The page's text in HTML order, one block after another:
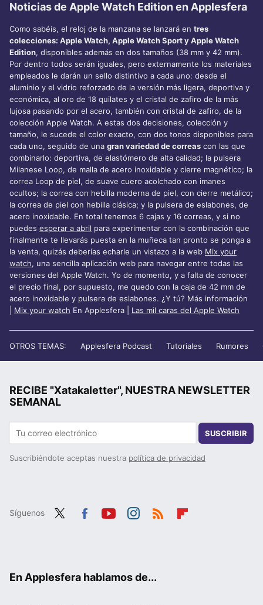
Noticias de Apple Watch Edition en Applesfera
Como sabéis, el reloj de la manzana se lanzará en tres
colecciones: Apple Watch, Apple Watch Sport y Apple Watch
Edition, disponibles además en dos tamaños (38 mm y 42 mm).
Por dentro todos serán iguales, pero externamente los materiales
empleados le darán un sello distintivo a cada uno: desde el
aluminio y el vidrio reforzado de la versión más ligera, deportiva y
económica, al oro de 18 quilates y el cristal de zafiro de la más
lujosa pasando por el acero, también con cristal de zafiro, de la
colección Apple Watch. A estas dos decisiones, colección y
tamaño, le sucede el color exacto, con dos tonos disponibles para
cada uno, seguido de una gran variedad de correas con las que
combinarlo: deportiva, de elastómero de alta calidad; la pulsera
Milanese Loop, de malla de acero inoxidable y cierre magnético; la
correa Loop de piel, de suave cuero acolchado con imanes
ocultos; la correa con hebilla moderna de piel, con cierre metálico;
la correa de piel con hebilla clásica; y la pulsera de eslabones, de
acero inoxidable. En total tenemos 6 cajas y 16 correas, y si no
puedes esperar a abril para experimentar con la combinación que
finalmente te llevarás puesta en la muñeca tan pronto se ponga a
la venta, quizás deberías echarle un vistazo a la web Mix your
watch, una sencilla aplicación web para navegar entre todas las
versiones del Apple Watch. Yo de momento, y a falta de conocer
el precio final, por supuesto, me quedo con la caja de 42 mm de
acero inoxidable y pulsera de eslabones. ¿Y tú? Más información
Mix your watch En Applesfera | Las mil caras del Apple Watch
OTROS TEMAS: Applesfera Podcast Tutoriales Rumores
RECIBE "Xatakaletter", NUESTRA NEWSLETTER
SEMANAL
SUSCRIBIR
Suscribiéndote aceptas nuestra política de privacidad
Síguenos
En Applesfera hablamos de...